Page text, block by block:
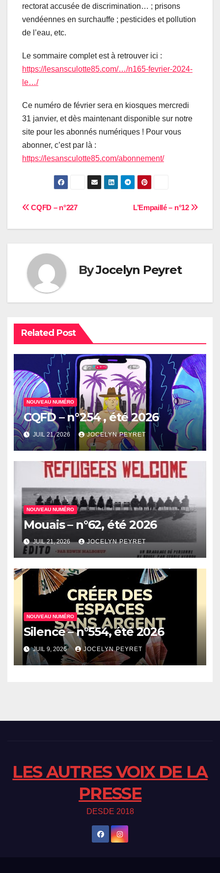
rectorat accusée de discrimination… ; prisons
vendéennes en surchauffe ; pesticides et pollution
de l’eau, etc.
Le sommaire complet est à retrouver ici :
https://lesansculotte85.com/…/n165-fevrier-2024-
le…/
Ce numéro de février sera en kiosques mercredi
31 janvier, et dès maintenant disponible sur notre
site pour les abonnés numériques ! Pour vous
abonner, c’est par là :
https://lesansculotte85.com/abonnement/
Navigation
de
l’article
L’Empaillé – n°12
CQFD – n°227
ByJocelyn Peyret
Related Post
NOUVEAU NUMÉRO
CQFD – n°254 , été 2026
JUIL 21, 2026 JOCELYN PEYRET
NOUVEAU NUMÉRO
Mouais – n°62, été 2026
JUIL 21, 2026 JOCELYN PEYRET
NOUVEAU NUMÉRO
Silence – n°554, été 2026
JUIL 9, 2026 JOCELYN PEYRET
LES AUTRES VOIX DE LA
PRESSE
DESDE 2018